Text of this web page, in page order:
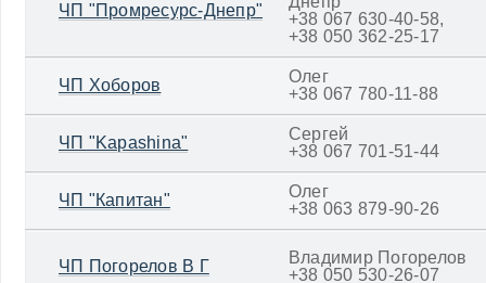
ЧП "Промресурс-Днепр"
+38 067 630-40-58,
+38 050 362-25-17
ЧП Хоборов
Олег
+38 067 780-11-88
ЧП "Kapashina"
Сергей
+38 067 701-51-44
ЧП "Капитан"
Олег
+38 063 879-90-26
ЧП Погорелов В Г
Владимир Погорелов
+38 050 530-26-07